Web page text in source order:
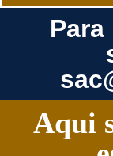
Aqui